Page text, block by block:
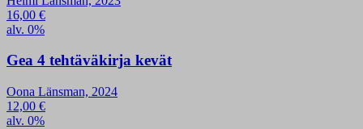
16,00 €
alv. 0%
Gea 4 tehtäväkirja kevät
Oona Länsman, 2024
12,00 €
alv. 0%